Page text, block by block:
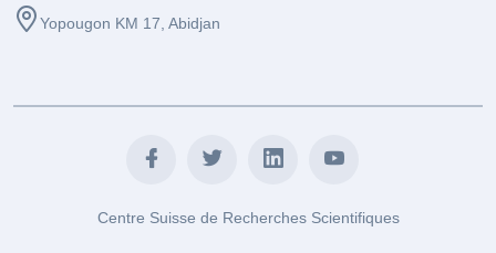
Yopougon KM 17, Abidjan
Centre Suisse de Recherches Scientifiques